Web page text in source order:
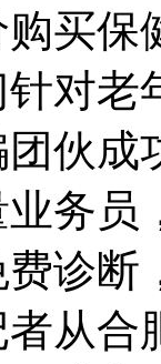
购买
对老
伙成
务员
诊
从合